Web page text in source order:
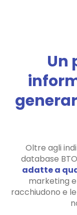
Un
Oltre agli
database
adatte a
marketing
racchiudono e le